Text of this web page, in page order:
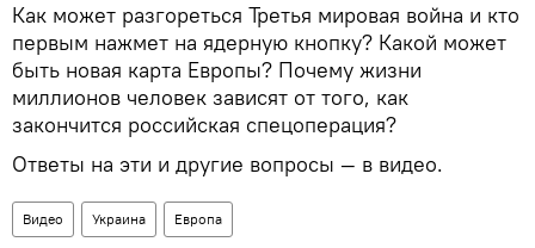
Как может разгореться Третья мировая война и кто
первым нажмет на ядерную кнопку? Какой может
быть новая карта Европы? Почему жизни
миллионов человек зависят от того, как
закончится российская спецоперация?
Ответы на эти и другие вопросы — в видео.
Видео Украина Европа